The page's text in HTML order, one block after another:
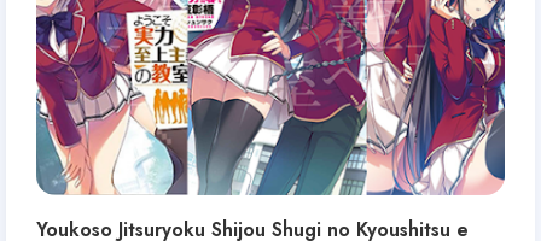
Youkoso Jitsuryoku Shijou Shugi no Kyoushitsu e